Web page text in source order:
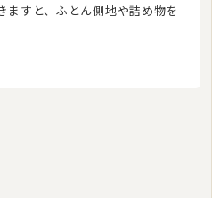
ますと、ふとん側地や詰め物を